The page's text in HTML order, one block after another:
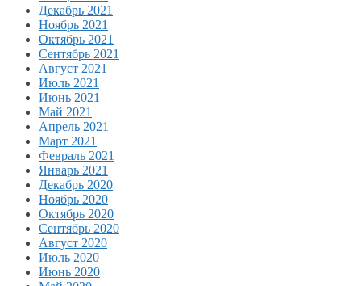
Декабрь 2021
Ноябрь 2021
Октябрь 2021
Сентябрь 2021
Август 2021
Июль 2021
Июнь 2021
Май 2021
Апрель 2021
Март 2021
Февраль 2021
Январь 2021
Декабрь 2020
Ноябрь 2020
Октябрь 2020
Сентябрь 2020
Август 2020
Июль 2020
Июнь 2020